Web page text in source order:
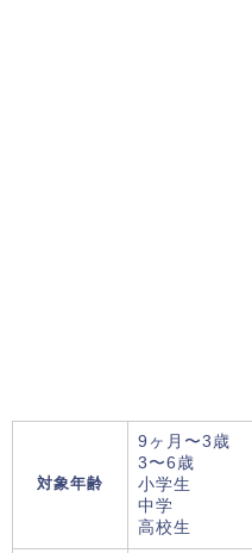
対象年齢
9ヶ月〜3歳
3〜6歳
小学生
中学
高校生